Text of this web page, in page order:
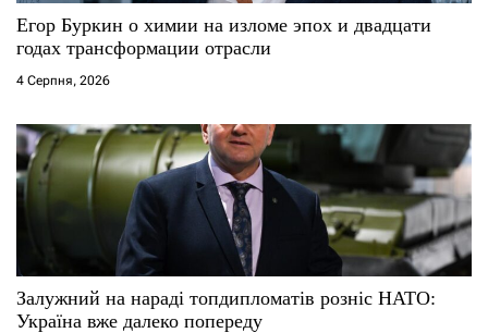
Егор Буркин о химии на изломе эпох и двадцати
годах трансформации отрасли
4 Серпня, 2026
Залужний на нараді топдипломатів розніс НАТО:
Україна вже далеко попереду